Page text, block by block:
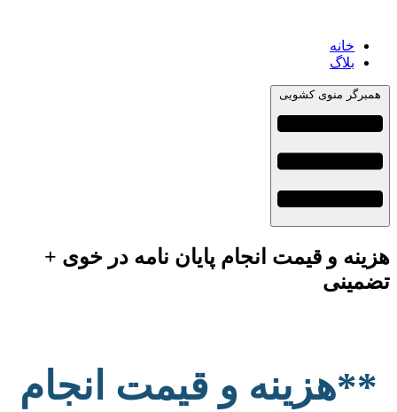
خانه
بلاگ
همبرگر منوی کشویی
هزینه و قیمت انجام پایان نامه در خوی +
تضمینی
**هزینه و قیمت انجام